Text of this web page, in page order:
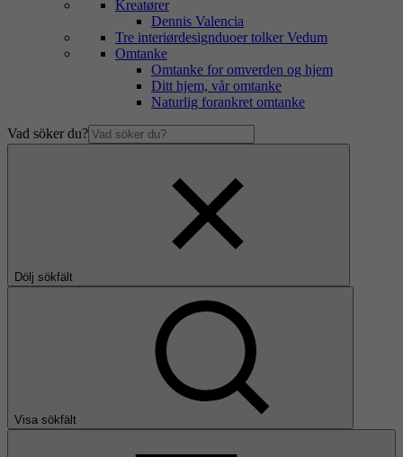
Kreatører
Dennis Valencia
Tre interiørdesignduoer tolker Vedum
Omtanke
Omtanke for omverden og hjem
Ditt hjem, vår omtanke
Naturlig forankret omtanke
Vad söker du?
Dölj sökfält
Visa sökfält